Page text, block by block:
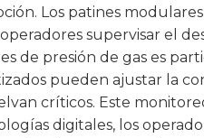
Los patines
supervisar el
presión de gas es
pueden ajustar la
críticos. Este
digitales, los